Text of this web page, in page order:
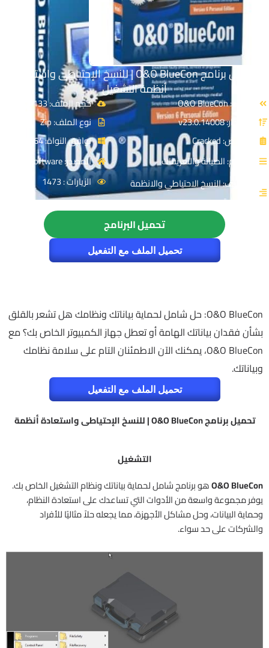
تحميل برنامج O&O BlueCon | للنسخ الإحتياطى واستعادة
أنظمة التشغيل
الاسم: O&O BlueCon
الإصدار: v23.0.14008
الترخيص: Cracked
القسم: الصيانة والتعريفات
التصنيف: النسخ الاحتياطي والانظمة
الوهمية
حجم الملف: 133 MB
نوع الملف: Zip
توافق النواة: 64-Bit
المصدر: OO Software
الزيارات : 1473
تحميل البرنامج
تحميل الملف مع التفعيل
O&O BlueCon: حل شامل لحماية بياناتك ونظامك هل تشعر بالقلق
بشأن فقدان بياناتك الهامة أو تعطل جهاز الكمبيوتر الخاص بك؟ مع
O&O BlueCon، يمكنك الآن الاطمئنان التام على سلامة نظامك
وبياناتك.
تحميل الملف مع التفعيل
تحميل برنامج O&O BlueCon | للنسخ الإحتياطى واستعادة أنظمة
التشغيل
O&O BlueConهو برنامج شامل لحماية بياناتك ونظام التشغيل الخاص بك.
يوفر مجموعة واسعة من الأدوات التي تساعدك على استعادة النظام،
وحماية البيانات، وحل مشاكل الأجهزة، مما يجعله حلاً مثاليًا للأفراد
والشركات على حد سواء.